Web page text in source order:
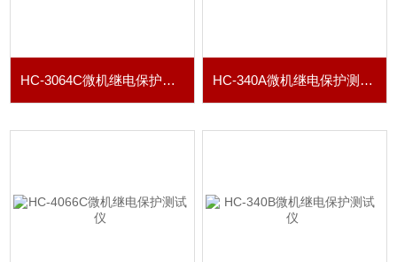
HC-3064C微机继电保护测试仪 HC-340A微机继电保护测试仪